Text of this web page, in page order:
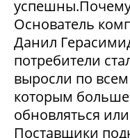
Основатель
Данил
потребители
выросли по
которым
обновляться
Поставщики